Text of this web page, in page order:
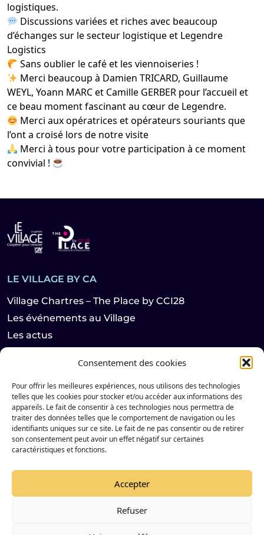
Consentement des cookies
Pour offrir les meilleures expériences, nous utilisons des technologies
telles que les cookies pour stocker et/ou accéder aux informations des
appareils. Le fait de consentir à ces technologies nous permettra de
traiter des données telles que le comportement de navigation ou les
identifiants uniques sur ce site. Le fait de ne pas consentir ou de retirer
son consentement peut avoir un effet négatif sur certaines
caractéristiques et fonctions.
Accepter
Refuser
logistiques.
Discussions variées et riches avec beaucoup
d’échanges sur le secteur logistique et Legendre
Logistics
Sans oublier le café et les viennoiseries !
Merci beaucoup à Damien TRICARD, Guillaume
WEYL, Yoann MARC et Camille GERBER pour l’accueil et
ce beau moment fascinant au cœur de Legendre.
Merci aux opératrices et opérateurs souriants que
l’ont a croisé lors de notre visite
Merci à tous pour votre participation à ce moment
convivial !
LE VILLAGE BY CA
Village Chartres – The Place by CCI28
Les événements au Village
Les actus
Les startups
Les partenaires
Suivez notre actualité sur les réseaux sociaux
Instagram de Le Village by CA Chartres &#8211; The
LinkedIn de Le Village by CA Chartres &#8211; The